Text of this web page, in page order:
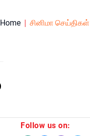
Home சினிமா செய்திகள்
Follow us on: